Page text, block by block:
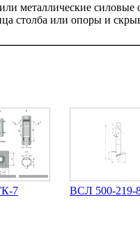
металлические
столба или опоры и
7 ВСЛ 500-219-